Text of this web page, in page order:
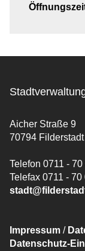
Aicher Straße 9
70794 Filderstadt
Telefon 0711 - 70
Telefax 0711 - 70
Impressum /
Datenschutz-